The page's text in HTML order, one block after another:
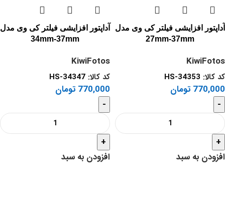
آداپتور افزایشی فیلتر کی وی مدل
27mm-37mm
KiwiFotos
کد کالا: HS-34353
770,000 تومان
-
+
افزودن به سبد
آداپتور افزایشی فیلتر کی وی مدل
34mm-37mm
KiwiFotos
کد کالا: HS-34347
770,000 تومان
-
+
افزودن به سبد